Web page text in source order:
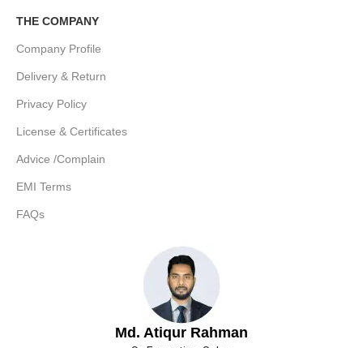
THE COMPANY
Company Profile
Delivery & Return
Privacy Policy
License & Certificates
Advice /Complain
EMI Terms
FAQs
Md. Atiqur Rahman